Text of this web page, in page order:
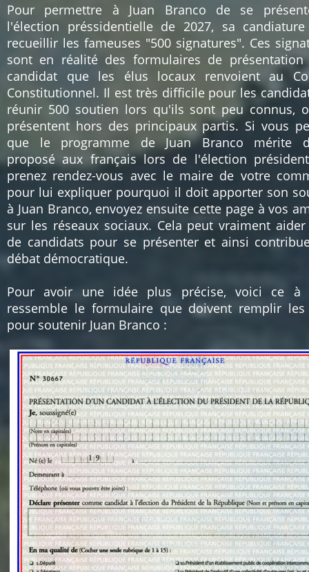
Pour permettre à Juan Branco de se
l'élection préssidentielle de 2027, sa
recueillir les fameuses "500 signatures". Ces
sont en réalité des formulaires de présentation
candidat que les élus locaux renvoient au
Constitutionnel. Il est très difficile pour les
réunir 500 soutien lors qu'ils sont peu connus,
présentent hors des principaux partis. Si vous
que le programme de Juan Branco mérite
proposé aux français lors de l'élection
prenez rendez-vous avec le maire de votre
pour lui expliquer pourquoi il doit apporter son
à Juan Branco, envoyez ensuite cette page à vos
sur les réseaux sociaux. Cela peut vraiment
de candidats pour se présenter et ainsi
débat démocratique.
Pour avoir une idée plus précise, voici ce à
ressemble le formulaire que doivent remplir les
pour soutenir Juan Branco :